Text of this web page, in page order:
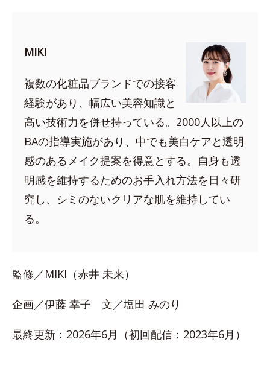
MIKI
複数の化粧品ブランドでの接客
経験があり、幅広い美容知識と
高い技術力を併せ持っている。2000人以上の
BAの指導実施があり、中でも美白ケアと透明
感のあるメイク提案を得意とする。自身も透
明感を維持するためのお手入れ方法を日々研
究し、シミのないクリアな肌を維持してい
る。
監修／MIKI（赤井 未来）
企画／伊藤 幸子 文／塩田 みのり
最終更新：2026年6月（初回配信：2023年6月）